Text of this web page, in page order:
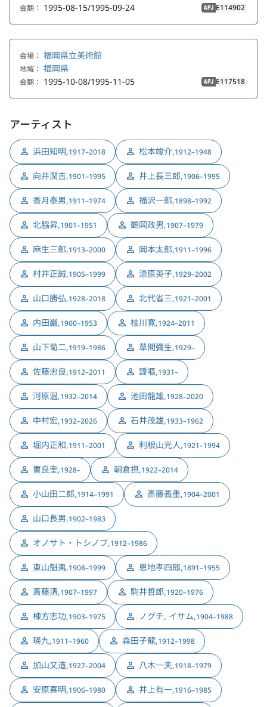
会期： 1995-08-15/1995-09-24 APJ E114902
会場： 福岡県立美術館
地域： 福岡県
会期： 1995-10-08/1995-11-05 APJ E117518
アーティスト
浜田知明,1917–2018 松本竣介,1912–1948
向井潤吉,1901–1995 井上長三郎,1906–1995
香月泰男,1911–1974 福沢一郎,1898–1992
北脇昇,1901–1951 鶴岡政男,1907–1979
麻生三郎,1913–2000 岡本太郎,1911–1996
村井正誠,1905–1999 漆原英子,1929–2002
山口勝弘,1928–2018 北代省三,1921–2001
内田巌,1900–1953 桂川寛,1924–2011
山下菊二,1919–1986 草間彌生,1929–
佐藤忠良,1912–2011 靉嘔,1931–
河原温,1932–2014 池田龍雄,1928–2020
中村宏,1932–2026 石井茂雄,1933–1962
堀内正和,1911–2001 利根山光人,1921–1994
曺良奎,1928– 朝倉摂,1922–2014
小山田二郎,1914–1991 斎藤義重,1904–2001
山口長男,1902–1983
オノサト・トシノブ,1912–1986
東山魁夷,1908–1999 恩地孝四郎,1891–1955
斎藤清,1907–1997 駒井哲郎,1920–1976
棟方志功,1903–1975 ノグチ, イサム,1904–1988
瑛九,1911–1960 森田子龍,1912–1998
加山又造,1927–2004 八木一夫,1918–1979
安原喜明,1906–1980 井上有一,1916–1985